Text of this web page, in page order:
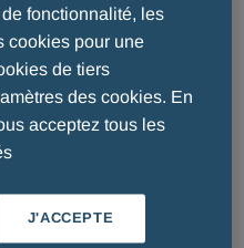
font partie intégrante
l'intégrité sont les
de nos activités tout
il ne s'agit pas de
concret qui inspire
de chacun ainsi que
pour des
nos parties
fonctionnalité, les
cookies pour une
de tiers
des cookies. En
acceptez tous les
J'ACCEPTE